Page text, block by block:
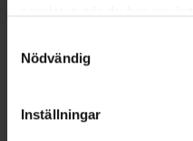
återkalla ditt samtycke via
cookieinställningar. Ett
lagligheten av
Nödvändig
Inställningar